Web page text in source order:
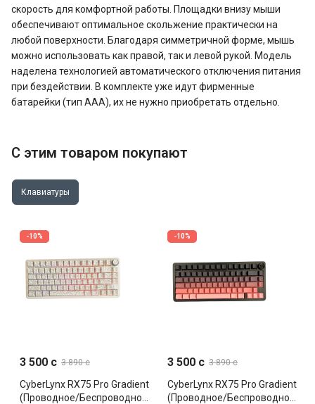
скорость для комфортной работы. Площадки внизу мыши
обеспечивают оптимальное скольжение практически на
любой поверхности. Благодаря симметричной форме, мышь
можно использовать как правой, так и левой рукой. Модель
наделена технологией автоматического отключения питания
при бездействии. В комплекте уже идут фирменные
батарейки (тип ААА), их не нужно приобретать отдельно.
С этим товаром покупают
Клавиатуры
-10%
3 500 c 3 890 c
CyberLynx RX75 Pro Gradient
(Проводное/Беспроводное,
-10%
3 500 c 3 890 c
CyberLynx RX75 Pro Gradient
(Проводное/Беспроводное,